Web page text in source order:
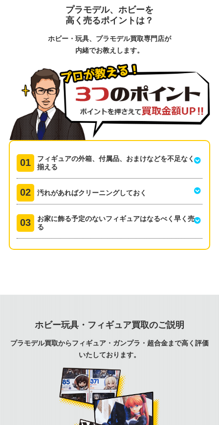
プラモデル、ホビーを
高く売るポイントは？
ホビー・玩具、プラモデル買取専門店が
内緒でお教えします。
フィギュアの外箱、付属品、おまけなどを不足なく
揃える
汚れがあればクリーニングしておく
お家に飾る予定のないフィギュアはなるべく早く売
る
ホビー玩具・フィギュア買取のご説明
プラモデル買取からフィギュア・ガンプラ・超合金まで高く評価
いたしております。